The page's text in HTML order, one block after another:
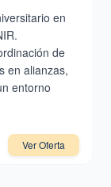
en
de
en alianzas,
entorno
Ver Oferta